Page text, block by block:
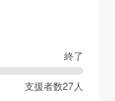
終了
支援者数27人